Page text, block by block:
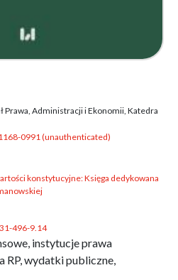
Prawa, Administracji i Ekonomii, Katedra
0991 (unauthenticated)
konstytucyjne: Księga dedykowana
496-9.14
instytucje prawa
RP, wydatki publiczne,